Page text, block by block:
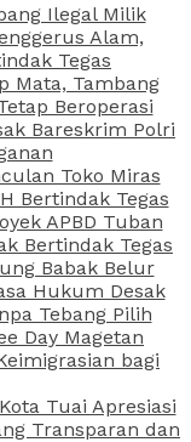
Ilegal Milik
Alam,
Tegas
Mata, Tambang
Beroperasi
Bareskrim Polri
Toko Miras
Bertindak Tegas
APBD Tuban
Bertindak Tegas
Babak Belur
Hukum Desak
Tebang Pilih
Day Magetan
bagi
Tuai Apresiasi
Transparan dan